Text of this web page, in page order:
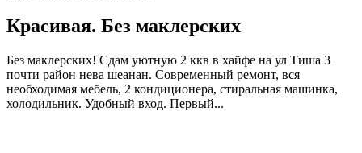
Красивая. Без маклерских
Без маклерских! Сдам уютную 2 ккв в хайфе на ул Тиша 3
почти район нева шеанан. Современный ремонт, вся
необходимая мебель, 2 кондиционера, стиральная машинка,
холодильник. Удобный вход. Первый...